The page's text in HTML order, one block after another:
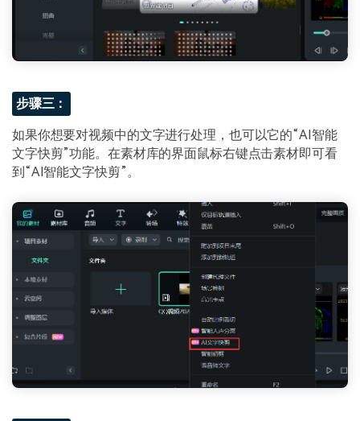
步骤三：
如果你想要对视频中的文字进行处理，也可以它的“AI智能
文字快剪”功能。在素材库的界面鼠标右键点击素材即可看
到“AI智能文字快剪”。